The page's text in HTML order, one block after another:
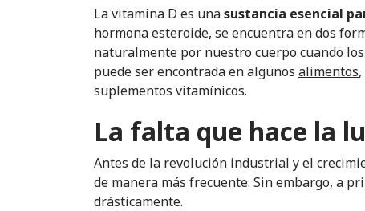
La vitamina D es unasustancia esencial
hormona esteroide, se encuentra en dos
naturalmente por nuestro cuerpo cuando
puede ser encontrada en algunos alimentos
suplementos vitamínicos.
La falta que hace la
Antes de la revolución industrial y el
de manera más frecuente. Sin embargo, a
drásticamente.